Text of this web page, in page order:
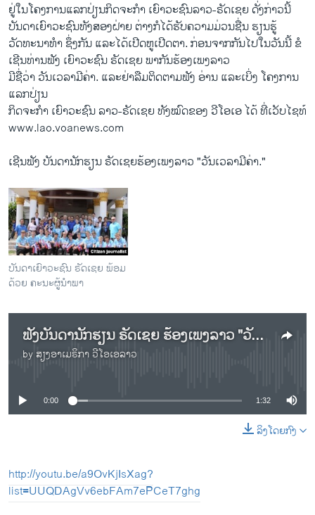
ຢູ່​ໃນໂຄ​ງການ​ແລກປ່ຽນກິດຈະກຳ ​ເຍົາວະ​ຊົນລາວ-ຣັດ​ເຊຍ ດັ່ງກ່າວ​ນີ້
ບັນ​ດາ​ເຍົາວະ​ຊົນ​ທັງ​ສອງ​ຝ່າຍ ຕ່າງກໍໄດ້​ຮັບ​ຄວາມ​ມ່ວນ​ຊື່ນ ​ຮຽນ​ຮູ້
ວັດທະນາ​ທຳ ຊຶ່ງ​ກັນ ​ແລະ​ໄດ້ເປີດ​ຫູ​ເປີດ​ຕາ. ກ່ອນ​ຈາກ​ກັນໄປໃນວັນນີ້ ຂໍ
ເຊີນທ່ານ​ຟັງ ​ເຍົາວະ​ຊົນ ຣັດ​ເຊຍ ພາກັນຮ້ອງ​ເພງລາວ​
ມີ​ຊື່ວ່າ ວັນ​ເວລາ​ມີຄ່າ. ​ແລະ​ຢ່າ​ລືມ​ຕິດຕາມ​ຟັງ ອ່ານ ​ແລະເບິ່ງ​ ​ໂຄ​ງການ​
ແລກປ່ຽນ
ກິດຈະກຳ ​ເຍົາວະ​ຊົນ ລາວ-ຣັດ​ເຊຍ ທັງ​ໝົດຂອງ ວີໂອ​ເອ ​ໄດ້ ​ທີ່​ເວັບ​ໄຊ​ທ໌
www.lao.voanews.com
ເຊີນຟັງ ບັນດານັກຮຽນ ຣັດເຊຍຮ້ອງເພງລາວ "ວັນເວລາມີຄ່າ."
ບັນດາເຍົາວະຊົນ ຣັດເຊຍ ພ້ອມ
ດ້ວຍ ຄະນະຜູ້ນຳພາ
ຟັງບັນດານັກຮຽນ ຣັດເຊຍ ຮ້ອງເພງລາວ "ວັນເວລາມີຄ່າ"
by ສຽງອາເມຣິກາ ວີໂອເອລາວ
No media source currently available
0:00 1:32
ລິງໂດຍກົງ
http://youtu.be/a9OvKjIsXag?
list=UUQDAgVv6ebFAm7ePCeT7ghg